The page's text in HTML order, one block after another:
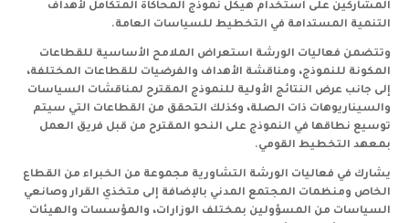
المشاركين على استخدام هيكل نموذج المحاكاة المتكامل لأهداف
التنمية المستدامة في التخطيط للسياسات العامة.
وتتضمن فعاليات الورشة استعراض الملامح الأساسية للقطاعات
المكونة للنموذج، ومناقشة الأهداف والفرضيات للقطاعات المختلفة،
إلى جانب عرض النتائج الأولية للنموذج المقترح لمناقشات السياسات
والسيناريوهات ذات الصلة، وكذلك التحقق من القطاعات التي سيتم
توسيع نطاقها في النموذج على النحو المقترح من قبل فريق العمل
بمعهد التخطيط القومي.
يشارك في فعاليات الورشة التشاورية مجموعة من الخبراء من القطاع
الخاص ومنظمات المجتمع المدني بالإضافة إلى متخذي القرار وصانعي
السياسات من المسؤولين بمختلف الوزارات، والمؤسسات والهيئات